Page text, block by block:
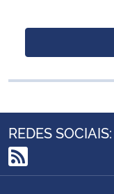
REDES SOCIAIS:
RSS